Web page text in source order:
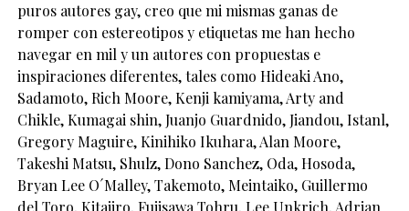
puros autores gay, creo que mi mismas ganas de
romper con estereotipos y etiquetas me han hecho
navegar en mil y un autores con propuestas e
inspiraciones diferentes, tales como Hideaki Ano,
Sadamoto, Rich Moore, Kenji kamiyama, Arty and
Chikle, Kumagai shin, Juanjo Guardnido, Jiandou, Istanl,
Gregory Maguire, Kinihiko Ikuhara, Alan Moore,
Takeshi Matsu, Shulz, Dono Sanchez, Oda, Hosoda,
Bryan Lee O´Malley, Takemoto, Meintaiko, Guillermo